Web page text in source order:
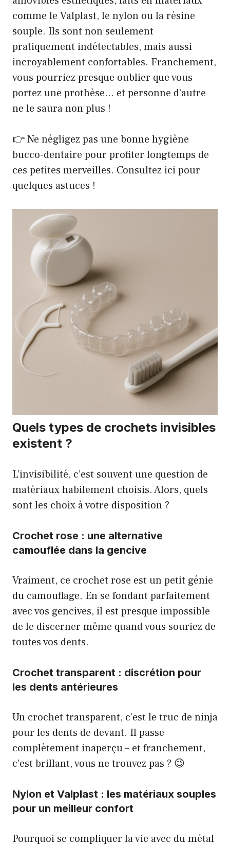
comme le Valplast, le nylon ou la résine
souple. Ils sont non seulement
pratiquement indétectables, mais aussi
incroyablement confortables. Franchement,
vous pourriez presque oublier que vous
portez une prothèse… et personne d’autre
ne le saura non plus !
👉 Ne négligez pas une bonne hygiène
bucco-dentaire pour profiter longtemps de
ces petites merveilles. Consultez icipour
quelques astuces !
Quels types de crochets invisibles
existent ?
L’invisibilité, c’est souvent une question de
matériaux habilement choisis. Alors, quels
sont les choix à votre disposition ?
Crochet rose : une alternative
camouflée dans la gencive
Vraiment, ce crochet rose est un petit génie
du camouflage. En se fondant parfaitement
avec vos gencives, il est presque impossible
de le discerner même quand vous souriez de
toutes vos dents.
Crochet transparent : discrétion pour
les dents antérieures
Un crochet transparent, c’est le truc de ninja
pour les dents de devant. Il passe
complètement inaperçu – et franchement,
c’est brillant, vous ne trouvez pas ? 😉
Nylon et Valplast : les matériaux souples
pour un meilleur confort
Pourquoi se compliquer la vie avec du métal